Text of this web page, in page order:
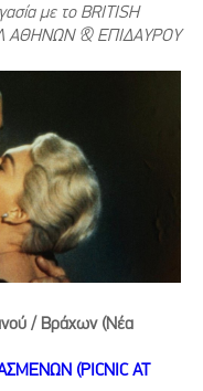
με το BRITISH
ΑΘΗΝΩΝ & ΕΠΙΔΑΥΡΟΥ
/ Βράχων (Nέα
(PICNIC AT